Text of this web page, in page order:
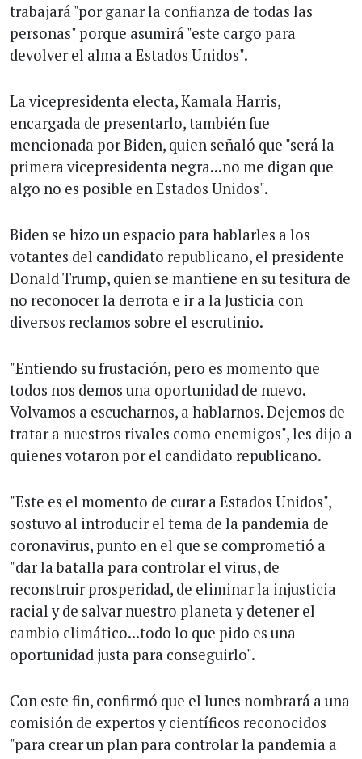
trabajará "por ganar la confianza de todas las
personas" porque asumirá "este cargo para
devolver el alma a Estados Unidos".
La vicepresidenta electa, Kamala Harris,
encargada de presentarlo, también fue
mencionada por Biden, quien señaló que "será la
primera vicepresidenta negra...no me digan que
algo no es posible en Estados Unidos".
Biden se hizo un espacio para hablarles a los
votantes del candidato republicano, el presidente
Donald Trump, quien se mantiene en su tesitura de
no reconocer la derrota e ir a la Justicia con
diversos reclamos sobre el escrutinio.
"Entiendo su frustación, pero es momento que
todos nos demos una oportunidad de nuevo.
Volvamos a escucharnos, a hablarnos. Dejemos de
tratar a nuestros rivales como enemigos", les dijo a
quienes votaron por el candidato republicano.
"Este es el momento de curar a Estados Unidos",
sostuvo al introducir el tema de la pandemia de
coronavirus, punto en el que se comprometió a
"dar la batalla para controlar el virus, de
reconstruir prosperidad, de eliminar la injusticia
racial y de salvar nuestro planeta y detener el
cambio climático...todo lo que pido es una
oportunidad justa para conseguirlo".
Con este fin, confirmó que el lunes nombrará a una
comisión de expertos y científicos reconocidos
"para crear un plan para controlar la pandemia a